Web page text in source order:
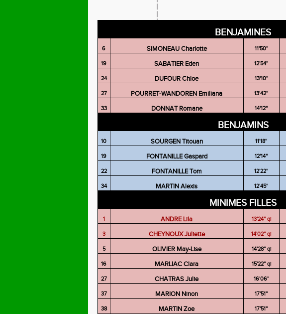
BENJAMINES
6 SIMONEAU Charlotte 11'50''
19 SABATIER Eden 12'54''
24 DUFOUR Chloe 13'10''
27 POURRET-WANDOREN Emiliana 13'42''
33 DONNAT Romane 14'12''
BENJAMINS
10 SOURGEN Titouan 11'18''
19 FONTANILLE Gaspard 12'14''
22 FONTANILLE Tom 12'22''
34 MARTIN Alexis 12'45''
MINIMES FILLES
1 ANDRE Lila 13'24'' qi
3 CHEYNOUX Juliette 14'02'' qi
5 OLIVIER May-Lise 14'28'' qi
16 MARLIAC Clara 15'22'' qi
27 CHATRAS Julie 16'06''
37 MARION Ninon 17'51''
38 MARTIN Zoe 17'51''